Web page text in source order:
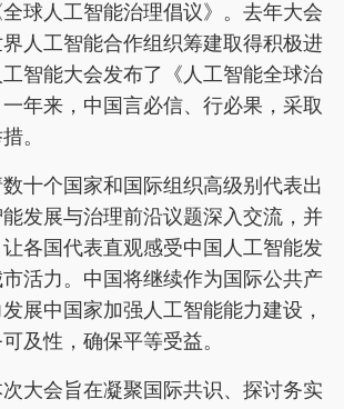
球人工智能治理倡议》。去年大会
人工智能合作组织筹建取得积极进
工智能大会发布了《人工智能全球治
年来，中国言必信、行必果，采取
。
十个国家和国际组织高级别代表出
发展与治理前沿议题深入交流，并
各国代表直观感受中国人工智能发
活力。中国将继续作为国际公共产
展中国家加强人工智能能力建设，
及性，确保平等受益。
大会旨在凝聚国际共识、探讨务实